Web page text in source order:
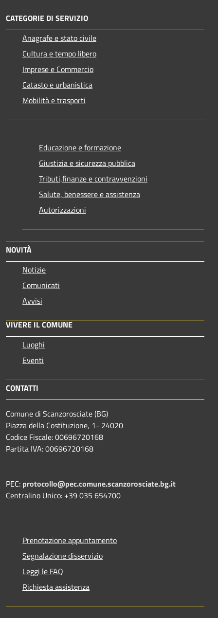
CATEGORIE DI SERVIZIO
Anagrafe e stato civile
Cultura e tempo libero
Imprese e Commercio
Catasto e urbanistica
Mobilità e trasporti
Educazione e formazione
Giustizia e sicurezza pubblica
Tributi,finanze e contravvenzioni
Salute, benessere e assistenza
Autorizzazioni
NOVITÀ
Notizie
Comunicati
Avvisi
VIVERE IL COMUNE
Luoghi
Eventi
CONTATTI
Comune di Scanzorosciate (BG)
Piazza della Costituzione, 1- 24020
Codice Fiscale: 00696720168
Partita IVA: 00696720168
PEC: protocollo@pec.comune.scanzorosciate.bg.it
Centralino Unico: +39 035 654700
Prenotazione appuntamento
Segnalazione disservizio
Leggi le FAQ
Richiesta assistenza